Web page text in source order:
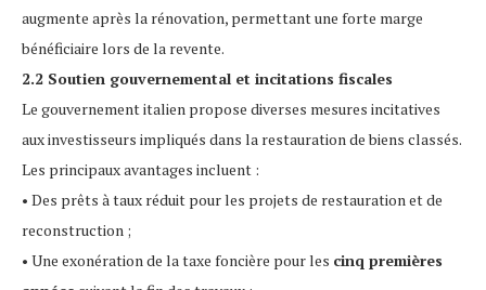
augmente après la rénovation, permettant une forte marge
bénéficiaire lors de la revente.
2.2 Soutien gouvernemental et incitations fiscales
Le gouvernement italien propose diverses mesures incitatives
aux investisseurs impliqués dans la restauration de biens classés.
Les principaux avantages incluent :
• Des prêts à taux réduit pour les projets de restauration et de
reconstruction ;
• Une exonération de la taxe foncière pour les cinq premières